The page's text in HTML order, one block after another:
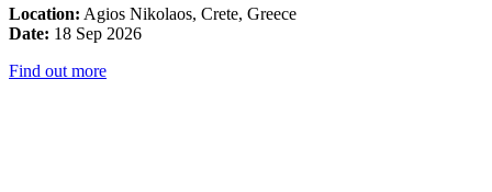
Location: Agios Nikolaos, Crete, Greece
Date: 18 Sep 2026
Find out more